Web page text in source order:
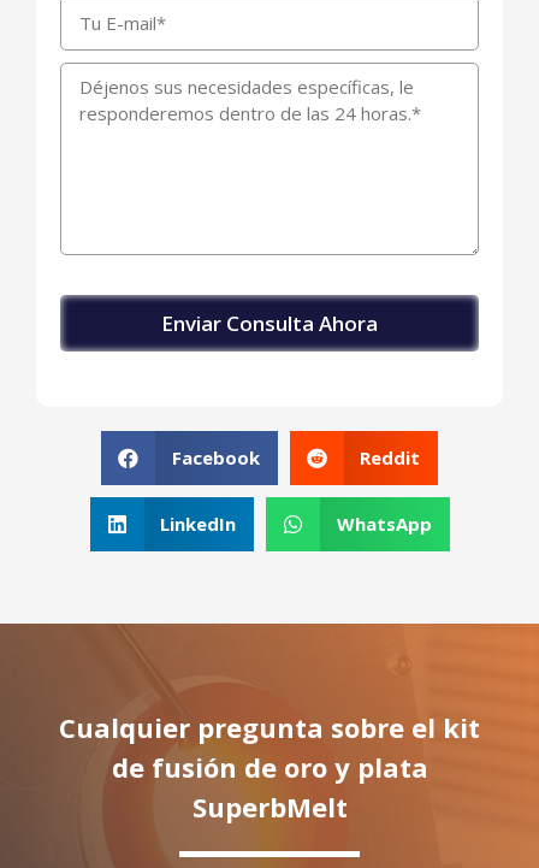
Facebook Reddit
LinkedIn WhatsApp
Cualquier pregunta sobre el kit
de fusión de oro y plata
SuperbMelt